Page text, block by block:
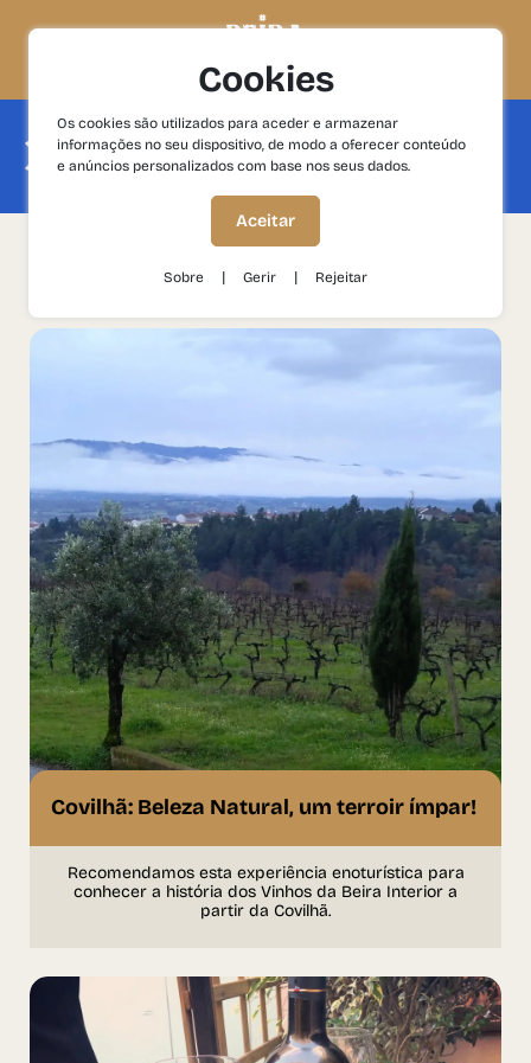
Entre caminhadas e experiências
vínicas, aproveite para desfrutar de
momentos excecionais de lazer e bem-
filtrar por
Covilhã: Beleza Natural, um terroir ímpar! ​
Recomendamos esta experiência enoturística para
conhecer a história dos Vinhos da Beira Interior a
partir da Covilhã.
Cookies
Os cookies são utilizados para aceder e armazenar
informações no seu dispositivo, de modo a oferecer conteúdo
e anúncios personalizados com base nos seus dados.
Aceitar
Sobre | Gerir | Rejeitar